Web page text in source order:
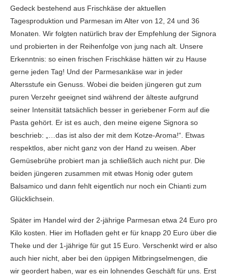
Gedeck bestehend aus Frischkäse der aktuellen
Tagesproduktion und Parmesan im Alter von 12, 24 und 36
Monaten. Wir folgten natürlich brav der Empfehlung der Signora
und probierten in der Reihenfolge von jung nach alt. Unsere
Erkenntnis: so einen frischen Frischkäse hätten wir zu Hause
gerne jeden Tag! Und der Parmesankäse war in jeder
Altersstufe ein Genuss. Wobei die beiden jüngeren gut zum
puren Verzehr geeignet sind während der älteste aufgrund
seiner Intensität tatsächlich besser in geriebener Form auf die
Pasta gehört. Er ist es auch, den meine eigene Signora so
beschrieb: „…das ist also der mit dem Kotze-Aroma!“. Etwas
respektlos, aber nicht ganz von der Hand zu weisen. Aber
Gemüsebrühe probiert man ja schließlich auch nicht pur. Die
beiden jüngeren zusammen mit etwas Honig oder gutem
Balsamico und dann fehlt eigentlich nur noch ein Chianti zum
Glücklichsein.
Später im Handel wird der 2-jährige Parmesan etwa 24 Euro pro
Kilo kosten. Hier im Hofladen geht er für knapp 20 Euro über die
Theke und der 1-jährige für gut 15 Euro. Verschenkt wird er also
auch hier nicht, aber bei den üppigen Mitbringselmengen, die
wir geordert haben, war es ein lohnendes Geschäft für uns. Erst